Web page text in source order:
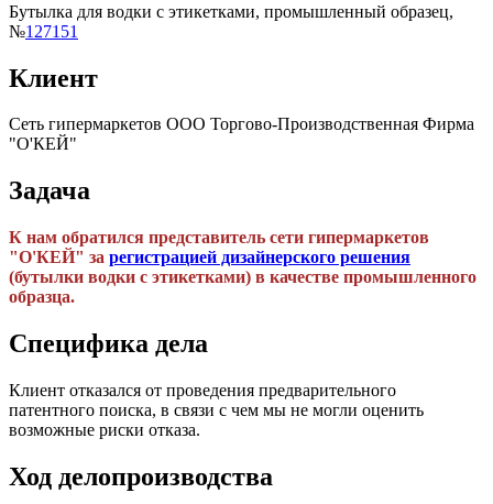
Бутылка для водки с этикетками, промышленный образец,
№127151
Клиент
Сеть гипермаркетов ООО Торгово-Производственная Фирма
"О'КЕЙ"
Задача
К нам обратился представитель сети гипермаркетов
"О'КЕЙ" за регистрацией дизайнерского решения
(бутылки водки с этикетками) в качестве промышленного
образца.
Специфика дела
Клиент отказался от проведения предварительного
патентного поиска, в связи с чем мы не могли оценить
возможные риски отказа.
Ход делопроизводства